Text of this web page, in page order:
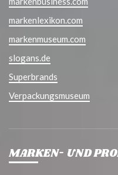
markenlexikon.com
markenmuseum.com
slogans.de
Superbrands
Verpackungsmuseum
MARKEN- UND